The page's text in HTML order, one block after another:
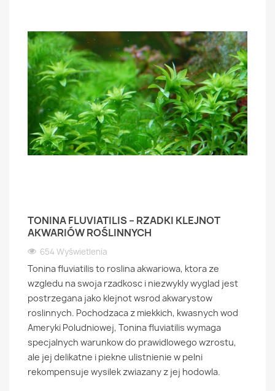
TONINA FLUVIATILIS – RZADKI KLEJNOT
AKWARIÓW ROŚLINNYCH
654 Wyświetlenia
Tonina fluviatilis to roslina akwariowa, ktora ze
wzgledu na swoja rzadkosc i niezwykly wyglad jest
postrzegana jako klejnot wsrod akwarystow
roslinnych. Pochodzaca z miekkich, kwasnych wod
Ameryki Poludniowej, Tonina fluviatilis wymaga
specjalnych warunkow do prawidlowego wzrostu,
ale jej delikatne i piekne ulistnienie w pelni
rekompensuje wysilek zwiazany z jej hodowla.